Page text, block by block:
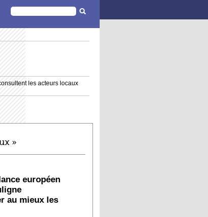
FORMULAIRE
DE
RECHERCHE
les acteurs locaux
»
européen
au mieux les